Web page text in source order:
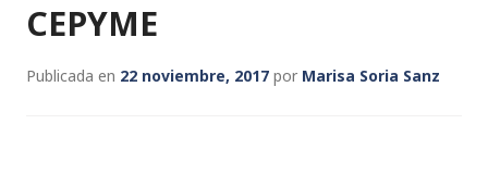
CEPYME
Publicada en 22 noviembre, 2017 por Marisa Soria Sanz